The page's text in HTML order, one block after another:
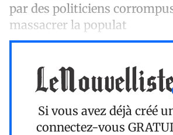
par des politiciens
massacrer la populat
Si vous avez déjà créé
connectez-vous